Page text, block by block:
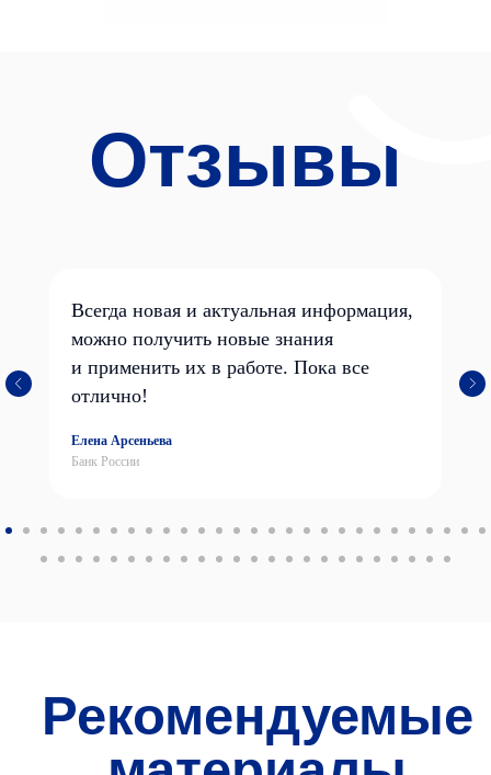
Всегда новая и актуальная информация,
можно получить новые знания
и применить их в работе. Пока все
отлично!
Елена Арсеньева
Банк России